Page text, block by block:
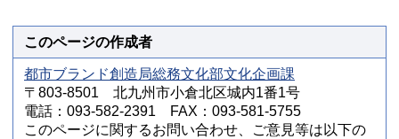
このページの作成者
都市ブランド創造局総務文化部文化企画課
〒803-8501 北九州市小倉北区城内1番1号
電話：093-582-2391 FAX：093-581-5755
このページに関するお問い合わせ、ご意見等は以下の